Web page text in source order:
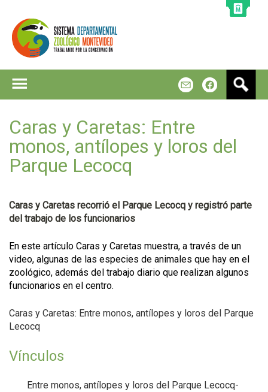
Caras y Caretas: Entre
monos, antílopes y loros del
Parque Lecocq
Caras y Caretas recorrió el Parque Lecocq y registró parte
del trabajo de los funcionarios
En este artículo Caras y Caretas muestra, a través de un
video, algunas de las especies de animales que hay en el
zoológico, además del trabajo diario que realizan algunos
funcionarios en el centro.
Caras y Caretas: Entre monos, antílopes y loros del Parque
Lecocq
Vínculos
Entre monos, antílopes y loros del Parque Lecocq-
s
r